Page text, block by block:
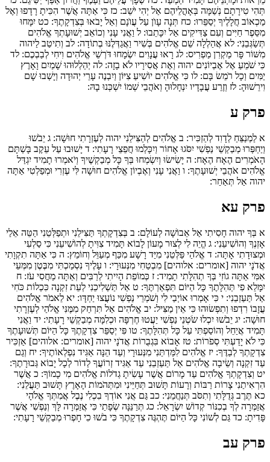
תְּהִי טִירָתָם נְשַׁמָּה בְּאָהֳלֵיהֶם אַל יְהִי יֹשֵׁב: כז כִּי אַתָּה אֲשֶׁר הִכִּיתָ רָדָפוּ וְאֶל
מַכְאוֹב חֲלָלֶיךָ יְסַפֵּרוּ: כח תְּנָה עָוֺן עַל עֲוֺנָם וְאַל יָבֹאוּ בְּצִדְקָתֶךָ: כט יִמָּחוּ
מִסֵּפֶר חַיִּים וְעִם צַדִּיקִים אַל יִכָּתֵבוּ: ל וַאֲנִי עָנִי וְכוֹאֵב יְשׁוּעָתְךָ אֱלֹהִים
תְּשַׂגְּבֵנִי: לא אֲהַלְלָה שֵׁם אֱלֹהִים בְּשִׁיר וַאֲגַדְּלֶנּוּ בְתוֹדָה: לב וְתִיטַב לַיהוה
מִשּׁוֹר פָּר מַקְרִן מַפְרִיס: לג רָאוּ עֲנָוִים יִשְׂמָחוּ דֹּרְשֵׁי אֱלֹהִים וִיחִי לְבַבְכֶם: לד
כִּי שֹׁמֵעַ אֶל אֶבְיוֹנִים יהוה וְאֶת אֲסִירָיו לֹא בָזָה: לה יְהַלְלוּהוּ שָׁמַיִם וָאָרֶץ
יַמִּים וְכָל רֹמֵשׂ בָּם: לו כִּי אֱלֹהִים יוֹשִׁיעַ צִיּוֹן וְיִבְנֶה עָרֵי יְהוּדָה וְיָשְׁבוּ שָׁם
וִירֵשׁוּהָ: לז וְזֶרַע עֲבָדָיו יִנְחָלוּהָ וְאֹהֲבֵי שְׁמוֹ יִשְׁכְּנוּ בָהּ:
פרק ע
א לַמְנַצֵּחַ לְדָוִד לְהַזְכִּיר: ב אֱלֹהִים לְהַצִּילֵנִי יהוה לְעֶזְרָתִי חוּשָׁה: ג יֵבֹשׁוּ
וְיַחְפְּרוּ מְבַקְשֵׁי נַפְשִׁי יִסֹּגוּ אָחוֹר וְיִכָּלְמוּ חֲפֵצֵי רָעָתִי: ד יָשׁוּבוּ עַל עֵקֶב בָּשְׁתָּם
הָאֹמְרִים הֶאָח הֶאָח: ה יָשִׂישׂוּ וְיִשְׂמְחוּ בְּךָ כָּל מְבַקְשֶׁיךָ וְיֹאמְרוּ תָמִיד יִגְדַּל
אֱלֹהִים אֹהֲבֵי יְשׁוּעָתֶךָ: ו וַאֲנִי עָנִי וְאֶבְיוֹן אֱלֹהִים חוּשָׁה לִּי עֶזְרִי וּמְפַלְטִי אַתָּה
יהוה אַל תְּאַחַר:
פרק עא
א בְּךָ יהוה חָסִיתִי אַל אֵבוֹשָׁה לְעוֹלָם: ב בְּצִדְקָתְךָ תַּצִּילֵנִי וּתְפַלְּטֵנִי הַטֵּה אֵלַי
אָזְנְךָ וְהוֹשִׁיעֵנִי: ג הֱיֵה לִי לְצוּר מָעוֹן לָבוֹא תָּמִיד צִוִּיתָ לְהוֹשִׁיעֵנִי כִּי סַלְעִי
וּמְצוּדָתִי אָתָּה: ד אֱ‍לֹהַי פַּלְּטֵנִי מִיַּד רָשָׁע מִכַּף מְעַוֵּל וְחוֹמֵץ: ה כִּי אַתָּה תִקְוָתִי
אֲדֹנָי יהוה [אומרים: אלוהים] מִבְטַחִי מִנְּעוּרָי: ו עָלֶיךָ נִסְמַכְתִּי מִבֶּטֶן מִמְּעֵי
אִמִּי אַתָּה גוֹזִי בְּךָ תְהִלָּתִי תָמִיד: ז כְּמוֹפֵת הָיִיתִי לְרַבִּים וְאַתָּה מַחֲסִי עֹז: ח
יִמָּלֵא פִי תְּהִלָּתֶךָ כָּל הַיּוֹם תִּפְאַרְתֶּךָ: ט אַל תַּשְׁלִיכֵנִי לְעֵת זִקְנָה כִּכְלוֹת כֹּחִי
אַל תַּעַזְבֵנִי: י כִּי אָמְרוּ אוֹיְבַי לִי וְשֹׁמְרֵי נַפְשִׁי נוֹעֲצוּ יַחְדָּו: יא לֵאמֹר אֱלֹהִים
עֲזָבוֹ רִדְפוּ וְתִפְשׂוּהוּ כִּי אֵין מַצִּיל: יב אֱלֹהִים אַל תִּרְחַק מִמֶּנִּי אֱלֹהַי לְעֶזְרָתִי
חוּשָׁה: יג יֵבֹשׁוּ יִכְלוּ שֹׂטְנֵי נַפְשִׁי יַעֲטוּ חֶרְפָּה וּכְלִמָּה מְבַקְשֵׁי רָעָתִי: יד וַאֲנִי
תָּמִיד אֲיַחֵל וְהוֹסַפְתִּי עַל כָּל תְּהִלָּתֶךָ: טו פִּי יְסַפֵּר צִדְקָתֶךָ כָּל הַיּוֹם תְּשׁוּעָתֶךָ
כִּי לֹא יָדַעְתִּי סְפֹרוֹת: טז אָבוֹא בִּגְבֻרוֹת אֲדֹנָי יהוה [אומרים: אלוהים] אַזְכִּיר
צִדְקָתְךָ לְבַדֶּךָ: יז אֱלֹהִים לִמַּדְתַּנִי מִנְּעוּרָי וְעַד הֵנָּה אַגִּיד נִפְלְאוֹתֶיךָ: יח וְגַם
עַד זִקְנָה וְשֵׂיבָה אֱלֹהִים אַל תַּעַזְבֵנִי עַד אַגִּיד זְרוֹעֲךָ לְדוֹר לְכָל יָבוֹא גְּבוּרָתֶךָ:
יט וְצִדְקָתְךָ אֱלֹהִים עַד מָרוֹם אֲשֶׁר עָשִׂיתָ גְדֹלוֹת אֱלֹהִים מִי כָמוֹךָ: כ אֲשֶׁר
הִרְאִיתַנִי צָרוֹת רַבּוֹת וְרָעוֹת תָּשׁוּב תְּחַיֵּינִי וּמִתְּהֹמוֹת הָאָרֶץ תָּשׁוּב תַּעֲלֵנִי:
כא תֶּרֶב גְּדֻלָּתִי וְתִסֹּב תְּנַחֲמֵנִי: כב גַּם אֲנִי אוֹדְךָ בִכְלִי נֶבֶל אֲמִתְּךָ אֱלֹהָי
אֲזַמְּרָה לְךָ בְכִנּוֹר קְדוֹשׁ יִשְׂרָאֵל: כג תְּרַנֵּנָּה שְׂפָתַי כִּי אֲזַמְּרָה לָּךְ וְנַפְשִׁי אֲשֶׁר
פָּדִיתָ: כד גַּם לְשׁוֹנִי כָּל הַיּוֹם תֶּהְגֶּה צִדְקָתֶךָ כִּי בֹשׁוּ כִי חָפְרוּ מְבַקְשֵׁי רָעָתִי:
פרק עב